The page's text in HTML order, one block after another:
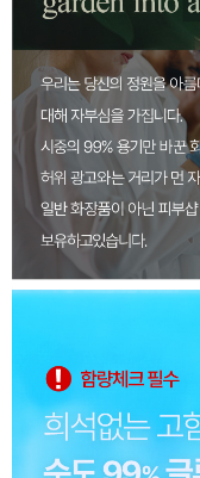
페이코 ID로 페